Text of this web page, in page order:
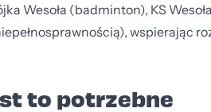
Wesoła (badminton), KS
wspierając
to potrzebne